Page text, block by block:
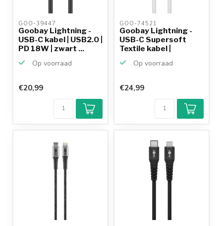
GOO-39447
Goobay Lightning -
USB-C kabel | USB2.0 |
PD 18W | zwart ...
Op voorraad
€20,99
GOO-74521
Goobay Lightning -
USB-C Supersoft
Textile kabel |
Op voorraad
€24,99